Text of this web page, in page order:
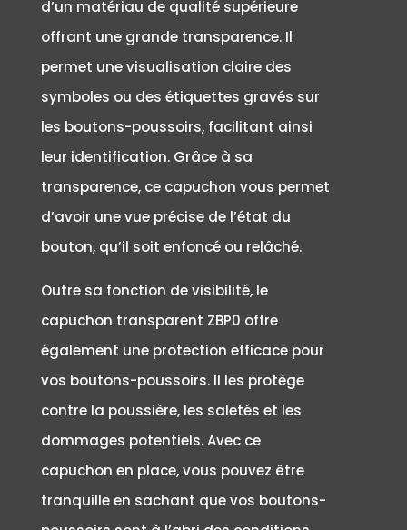
d’un matériau de qualité supérieure
offrant une grande transparence. Il
permet une visualisation claire des
symboles ou des étiquettes gravés sur
les boutons-poussoirs, facilitant ainsi
leur identification. Grâce à sa
transparence, ce capuchon vous permet
d’avoir une vue précise de l’état du
bouton, qu’il soit enfoncé ou relâché.
Outre sa fonction de visibilité, le
capuchon transparent ZBP0 offre
également une protection efficace pour
vos boutons-poussoirs. Il les protège
contre la poussière, les saletés et les
dommages potentiels. Avec ce
capuchon en place, vous pouvez être
tranquille en sachant que vos boutons-